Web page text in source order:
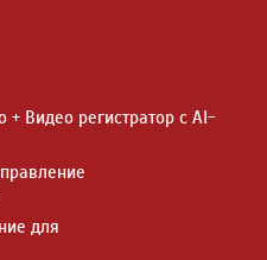
Видео регистратор с AI-
для